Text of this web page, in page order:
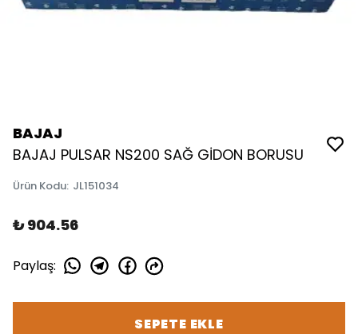
BAJAJ
BAJAJ PULSAR NS200 SAĞ GİDON BORUSU
Ürün Kodu: JL151034
₺ 904.56
Paylaş:
SEPETE EKLE